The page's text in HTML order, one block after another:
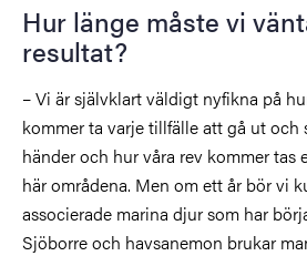
Hur länge måste vi
resultat?
– Vi är självklart väldigt nyfikna på
kommer ta varje tillfälle att gå ut och
händer och hur våra rev kommer tas
här områdena. Men om ett år bör vi
associerade marina djur som har
Sjöborre och havsanemon brukar